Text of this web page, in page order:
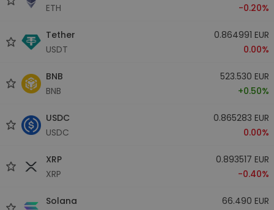
ETH
-0.20%
Tether
USDT
0.864991 EUR
0.00%
BNB
BNB
523.530 EUR
+0.50%
USDC
USDC
0.865283 EUR
0.00%
XRP
XRP
0.893517 EUR
-0.40%
Solana
66.490 EUR